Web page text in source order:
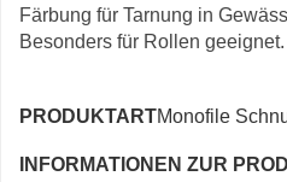
Färbung für Tarnung in
Besonders für Rollen geeignet.
PRODUKTARTMonofile
INFORMATIONEN ZUR